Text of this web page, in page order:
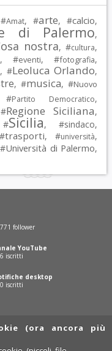
Amat, #arte, #calcio,
di Palermo,
nostra, #cultura,
, #eventi, #fotografia,
, #Leoluca Orlando,
, #musica, #Nuovo
Partito Democratico,
Regione Siciliana,
Sicilia, #sindaco,
trasporti, #università,
Università di Palermo,
follower
YouTube
iscritti
desktop
iscritti
(ora ancora più